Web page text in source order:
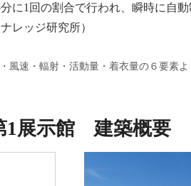
に1回の割合で行われ、瞬時に自
レッジ研究所）
⾵速・輻射・活動量・着⾐量の６要素
1展示館 建築概要